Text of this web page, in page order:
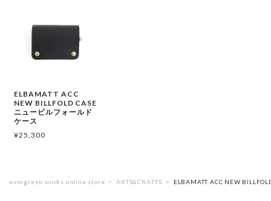
ELBAMATT ACC
NEW BILLFOLD CASE
ニュービルフォールド
ケース
¥25,300
evergreen works online store ARTS&CRAFTS ELBAMATT ACC NEW